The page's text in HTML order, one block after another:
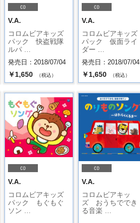
V.A.
コロムビアキッズ
パック 快盗戦隊
ルパ …
発売日：2018/07/04
￥1,650 （税込）
V.A.
コロムビアキッズ
パック 仮面ライ
ダー …
発売日：2018/07/04
￥1,650 （税込）
V.A.
コロムビアキッズ
パック もぐもぐ
ソン …
V.A.
コロムビアキッ
ズ おうちででき
る音楽 …